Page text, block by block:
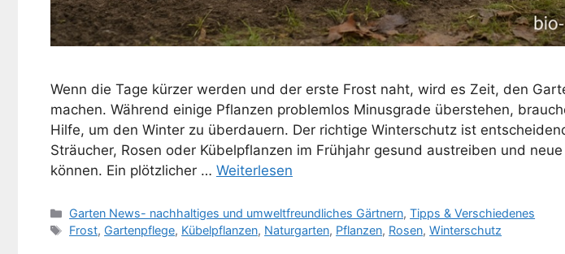
Wenn die Tage kürzer werden und der erste Frost naht, wird es Zeit, den
machen. Während einige Pflanzen problemlos Minusgrade überstehen,
Hilfe, um den Winter zu überdauern. Der richtige Winterschutz ist
Sträucher, Rosen oder Kübelpflanzen im Frühjahr gesund austreiben und
können. Ein plötzlicher … Weiterlesen
Kategorien
Garten News- nachhaltiges und umweltfreundliches Gärtnern,Tipps & Verschiedenes
Schlagwörter
Frost, Gartenpflege, Kübelpflanzen, Naturgarten, Pflanzen, Rosen,Winterschutz